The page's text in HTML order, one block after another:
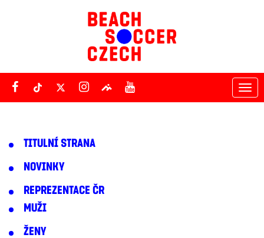
TITULNÍ STRANA
NOVINKY
REPREZENTACE ČR
MUŽI
ŽENY